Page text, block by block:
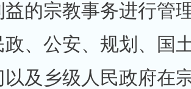
益的宗教事务进行管
政、公安、规划、国
以及乡级人民政府在